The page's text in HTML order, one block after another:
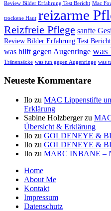
Review Bilder Erfahrung Test Bericht Mac
trockene Haut reizarme
Reizfreie Pflege sanfte
Review Bilder Erfahrung Test Bericht
was hilft gegen Augenringe
Tränensäcke was tun gegen Augenringe was
Neueste Kommentare
Ilo zu MAC Lippenstifte
Erklärung
Sabine Holzbergerzu
Übersicht & Erklärung
Ilo zu GOLDENEYE &
Ilo zu GOLDENEYE &
Ilo zu MARC INBANE –
Seitenfuß-
Menü
Home
About Me
Kontakt
Impressum
Datenschutz